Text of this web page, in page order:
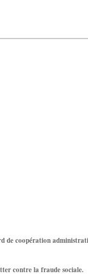
de coopération
contre la fraude sociale.